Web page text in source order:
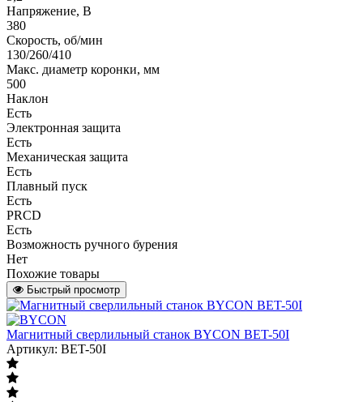
Напряжение, В
380
Скорость, об/мин
130/260/410
Макс. диаметр коронки, мм
500
Наклон
Есть
Электронная защита
Есть
Механическая защита
Есть
Плавный пуск
Есть
PRCD
Есть
Возможность ручного бурения
Нет
Похожие товары
Быстрый просмотр
Магнитный сверлильный станок BYCON BET-50I
Артикул: BET-50I